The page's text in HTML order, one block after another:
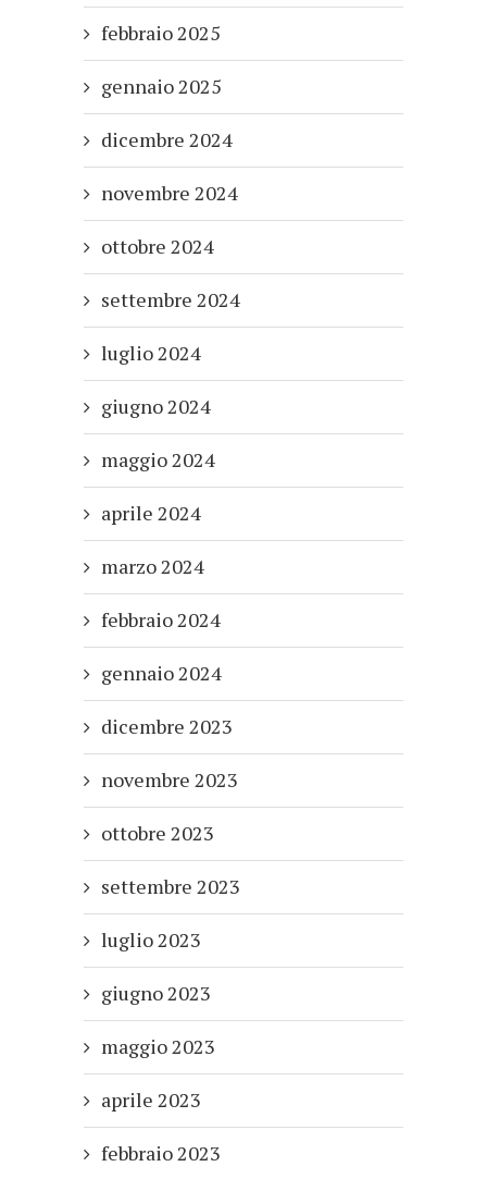
febbraio 2025
gennaio 2025
dicembre 2024
novembre 2024
ottobre 2024
settembre 2024
luglio 2024
giugno 2024
maggio 2024
aprile 2024
marzo 2024
febbraio 2024
gennaio 2024
dicembre 2023
novembre 2023
ottobre 2023
settembre 2023
luglio 2023
giugno 2023
maggio 2023
aprile 2023
febbraio 2023